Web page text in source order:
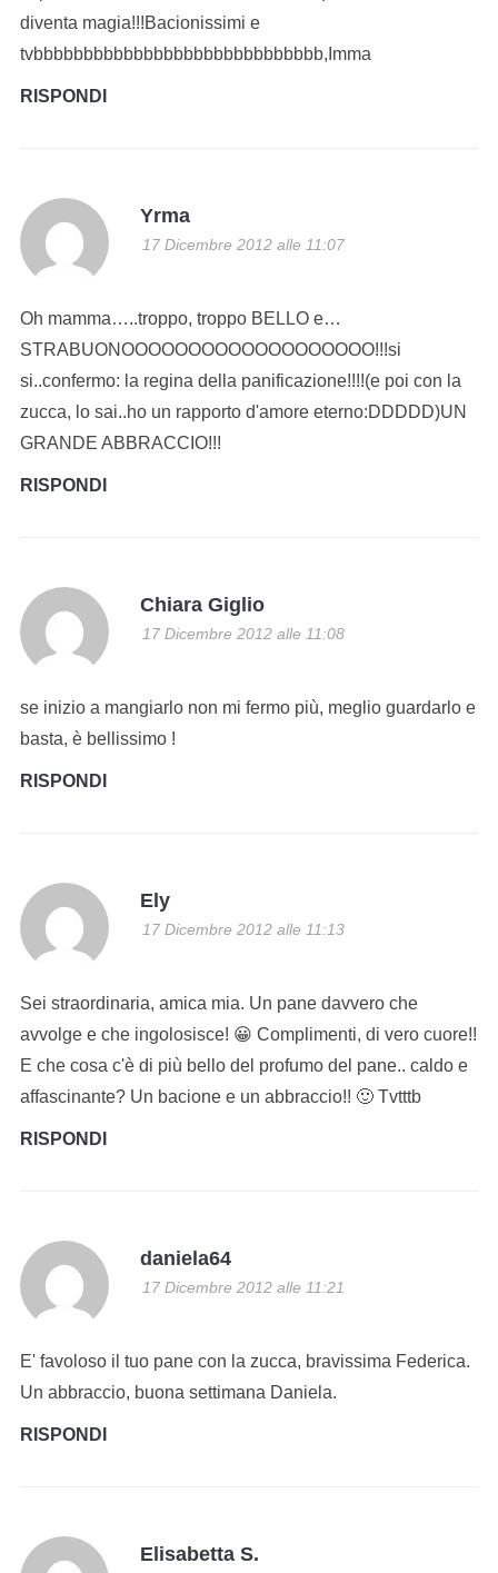
diventa magia!!!Bacionissimi e
tvbbbbbbbbbbbbbbbbbbbbbbbbbbbbb,Imma
RISPONDI
Yrma
17 Dicembre 2012 alle 11:07
Oh mamma…..troppo, troppo BELLO e…
STRABUONOOOOOOOOOOOOOOOOOOO!!!si
si..confermo: la regina della panificazione!!!!(e poi con la
zucca, lo sai..ho un rapporto d'amore eterno:DDDDD)UN
GRANDE ABBRACCIO!!!
RISPONDI
Chiara Giglio
17 Dicembre 2012 alle 11:08
se inizio a mangiarlo non mi fermo più, meglio guardarlo e
basta, è bellissimo !
RISPONDI
Ely
17 Dicembre 2012 alle 11:13
Sei straordinaria, amica mia. Un pane davvero che
avvolge e che ingolosisce! 😀 Complimenti, di vero cuore!!
E che cosa c'è di più bello del profumo del pane.. caldo e
affascinante? Un bacione e un abbraccio!! 🙂 Tvtttb
RISPONDI
daniela64
17 Dicembre 2012 alle 11:21
E' favoloso il tuo pane con la zucca, bravissima Federica.
Un abbraccio, buona settimana Daniela.
RISPONDI
Elisabetta S.